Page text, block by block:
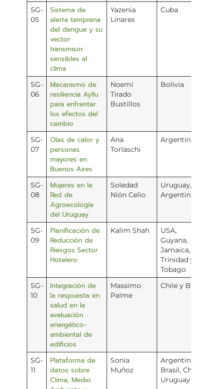
SG-
05
Sistema de
alerta temprana
del dengue y su
vector
transmisor
sensibles al
clima
Yazenia
Linares
Cuba
SG-
06
Mecanismo de
resiliencia Ayllu
para enfrentar
los efectos del
cambio
Noemi
Tirado
Bustillos
Bolivia
SG-
07
Olas de calor y
personas
mayores en
Buenos Aires
Ana
Torlaschi
Argentina
SG-
08
Mujeres en la
Red de
Agroecología
del Uruguay
Soledad
Nión Celio
Uruguay,
Argentina
SG-
09
Planificación de
Reducción de
Riesgos Sector
Hotelero
Kalim Shah
USA,
Guyana,
Jamaica,
Trinidad y
Tobago
SG-
10
Integración de
la respuesta en
salud en la
evaluación
energético-
ambiental de
edificios
Massimo
Palme
Chile y Brasil
SG-
11
Plataforma de
datos sobre
Clima, Medio
Sonia
Muñoz
Argentina,
Brasil, Chile,
Uruguay